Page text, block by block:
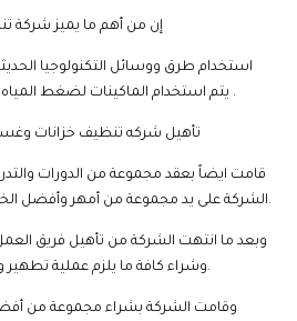
إن من أهم ما يميز شركة
يتم استخدام الماكينات لضغط المياه والهواء فى عمليات التنظيف .
تأهيل شركه تنظيف خزانات
قامت ايضاً بعقد مجموعة من الدورات
الشركة على يد مجموعة من أمهر وأفضل الخبراء العالميين في هذا المجال.
وبعد ما انتهت الشركة من تأهيل فريق
وشراء كافة ما يلزم عملية تطهير وتنظيف الخزانات وعزل المياه.
وقامت الشركة بشراء مجموعة من